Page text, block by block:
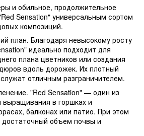
и обильное, продолжительное
Sensation" универсальным сортом
композиций.
план. Благодаря невысокому росту
идеально подходит для
плана цветников или создания
вдоль дорожек. Их плотный
отличным разграничителем.
"Red Sensation" — один из
выращивания в горшках и
балконах или патио. При этом
объем почвы и